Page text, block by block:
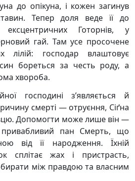
до опікуна, і кожен загинув
Тепер доля веде її до
ексцентричних Готорнів, у
гай. Там усе просочене
лілій: господар влаштовує
бореться за честь роду, а
хвороба.
господині з’являється й
смерті — отруєння, Сіґна
Допомогти може лише він —
привабливий пан Смерть, що
від її народження. Їхній
сплітає жах і пристрасть,
між правдою та власним